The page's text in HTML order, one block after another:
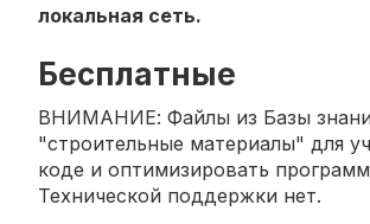
локальная сеть.
Бесплатные
ВНИМАНИЕ: Файлы из Базы
"строительные материалы" для
коде и оптимизировать
Технической поддержки нет.